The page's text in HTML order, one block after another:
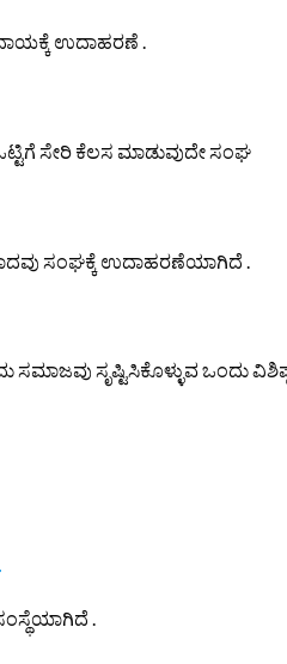
ಉದಾಹರಣೆ .
ಸೇರಿ ಕೆಲಸ ಮಾಡುವುದೇ ಸಂಘ
ಸಂಘಕ್ಕೆ ಉದಾಹರಣೆಯಾಗಿದೆ .
ಸೃಷ್ಟಿಸಿಕೊಳ್ಳುವ ಒಂದು
.